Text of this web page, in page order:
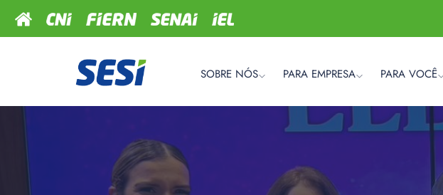
SOBRE NÓS PARA EMPRESA PARA VOCÊ